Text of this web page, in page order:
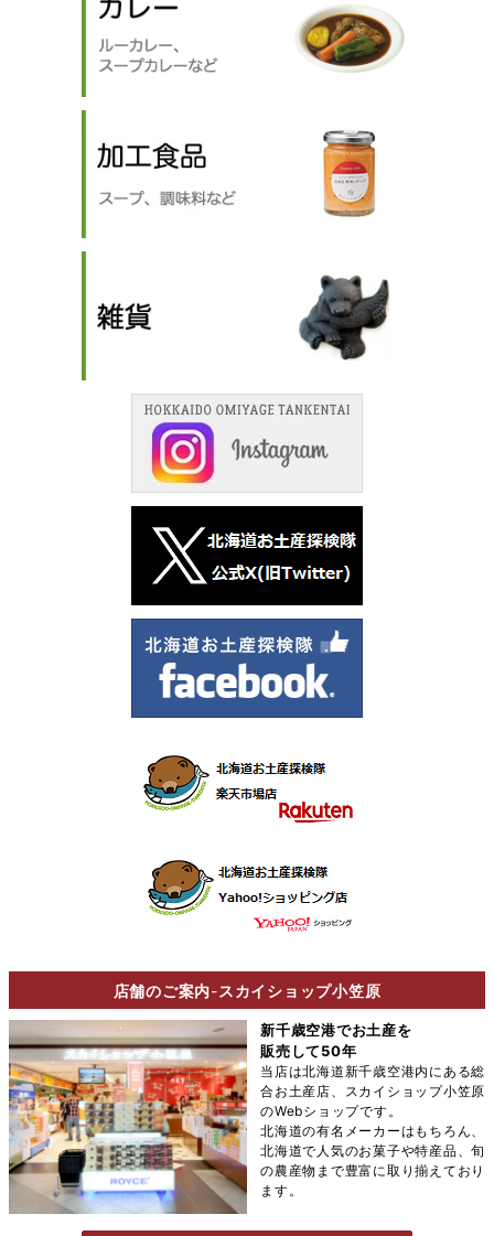
店舗のご案内-スカイショップ小笠原
新千歳空港でお土産を
販売して50年
当店は北海道新千歳空港内にある総
合お土産店、スカイショップ小笠原
のWebショップです。
北海道の有名メーカーはもちろん、
北海道で人気のお菓子や特産品、旬
の農産物まで豊富に取り揃えており
ます。